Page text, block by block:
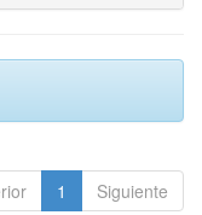
1 Siguiente